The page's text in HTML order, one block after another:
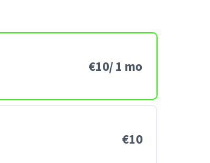
€10/ 1 mo
€10